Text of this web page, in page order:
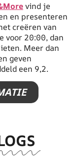
vind je
en presenteren
creëren van
voor 20:00, dan
Meer dan
geven
een 9,2.